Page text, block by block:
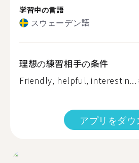
学習中の言語
スウェーデン語
理想の練習相手の条件
Friendly, helpful, interestin...
アプリをダ